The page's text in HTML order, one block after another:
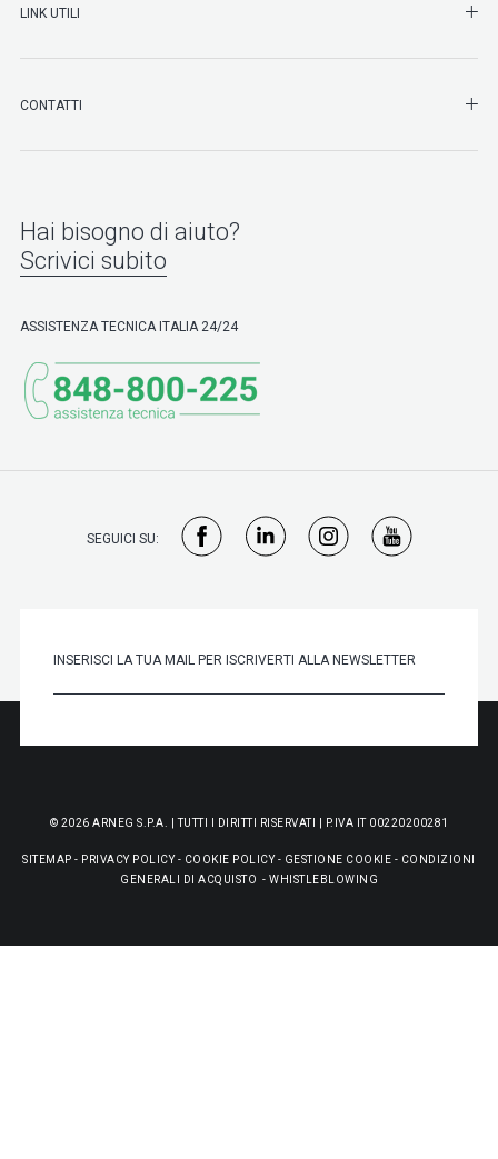
LINK UTILI
CONTATTI
Hai bisogno di aiuto?
Scrivici subito
ASSISTENZA TECNICA ITALIA 24/24
SEGUICI SU:
© 2026 ARNEG S.P.A. | TUTTI I DIRITTI RISERVATI | P.IVA IT 00220200281
SITEMAP - PRIVACY POLICY - COOKIE POLICY - GESTIONE COOKIE - CONDIZIONI
GENERALI DI ACQUISTO - WHISTLEBLOWING